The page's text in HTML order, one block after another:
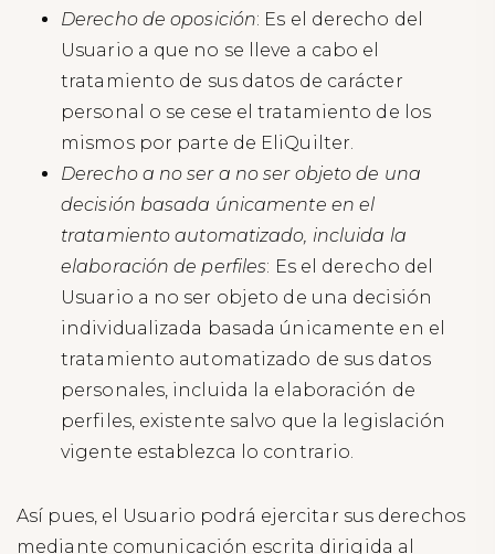
Derecho de oposición: Es el derecho del
Usuario a que no se lleve a cabo el
tratamiento de sus datos de carácter
personal o se cese el tratamiento de los
mismos por parte de EliQuilter.
Derecho a no ser a no ser objeto de una
decisión basada únicamente en el
tratamientoautomatizado, incluida la
elaboración de perfiles: Es el derecho del
Usuario a no ser objeto de una decisión
individualizada basada únicamente en el
tratamiento automatizado de sus datos
personales, incluida la elaboración de
perfiles, existente salvo que la legislación
vigente establezca lo contrario.
Así pues, el Usuario podrá ejercitar sus derechos
mediante comunicación escrita dirigida al